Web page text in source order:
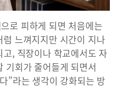
로 피하게 되면 처음에는
느껴지지만 시간이 지나
, 직장이나 학교에서도 자
기회가 줄어들게 되면서
”라는 생각이 강화되는 방